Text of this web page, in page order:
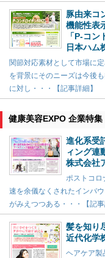
豚由来コ
機能性表
「P-コン
日本ハム
関節対応素材として市場に
を背景にそのニーズは今後
に対し・・・【記事詳細】
健康美容EXPO 企業特集
進化系受
ィング連
株式会社
ポストコロ
速を余儀なくされたインバ
がみえつつある・・・【記事
髪を知り
近代化学
ヘアケア製